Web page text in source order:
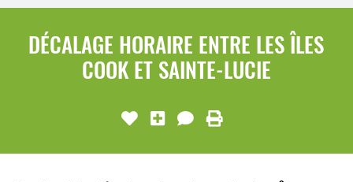
DÉCALAGE HORAIRE ENTRE LES ÎLES
COOK ET SAINTE-LUCIE